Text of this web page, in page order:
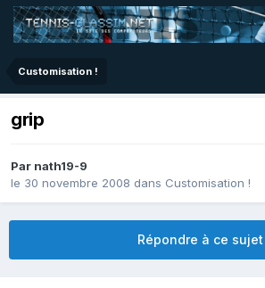
Customisation !
grip
Par nath19-9
le 30 novembre 2008 dans Customisation !
Répondre à ce sujet